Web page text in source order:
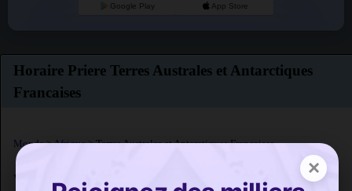
Google Play App Store
×
Horaire Priere Terres Australes et Antarctiques
Francaises
Monde>Afrique> Terres Australes et Antarctiques Francaises
Voici les horaires de prière pour 1 villes en Terres Australes et Antarctiques